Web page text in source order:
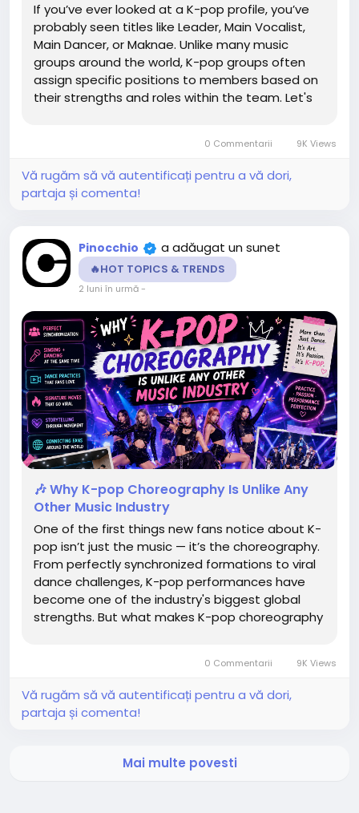
If you’ve ever looked at a K-pop profile, you’ve
probably seen titles like Leader, Main Vocalist,
Main Dancer, or Maknae. Unlike many music
groups around the world, K-pop groups often
assign specific positions to members based on
their strengths and roles within the team. Let's
0 Commentarii 9K Views
Vă rugăm să vă autentificați pentru a vă dori,
partaja și comenta!
Pinocchio a adăugat un sunet
🔥HOT TOPICS & TRENDS
2 luni în urmă-
🎶 Why K-pop Choreography Is Unlike Any
Other Music Industry
One of the first things new fans notice about K-
pop isn’t just the music — it’s the choreography.
From perfectly synchronized formations to viral
dance challenges, K-pop performances have
become one of the industry's biggest global
strengths. But what makes K-pop choreography
0 Commentarii 9K Views
Vă rugăm să vă autentificați pentru a vă dori,
partaja și comenta!
Mai multe povesti